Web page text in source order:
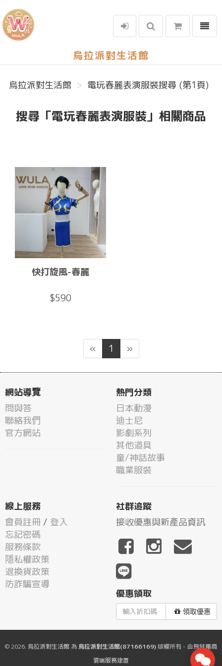
烏拉派對生活館
選單
烏拉派對生活館 電玩春麗表演服裝搜尋 (第1頁)
搜尋「電玩春麗表演服裝」相關商品
快打旋風-春麗
$590
« 1 »
網站導覽
問與答
聯絡我們
官方網站
熱門分類
日本動漫
迪士尼
影劇系列
其他道具
童/神話故事
職業服裝
線上服務
會員註冊 / 登入
忘記密碼
服務條款
隱私權政策
退換貨政策
防詐騙宣導
社群追蹤
接收優惠與新產品資訊
優惠領取
領取優惠
© 2026. 烏拉派對生活館 為 烏拉派對生活館(87166169)版權所有 - 由飛鼠電商
雲端服務建置